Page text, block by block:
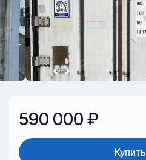
590 000 ₽
Купить